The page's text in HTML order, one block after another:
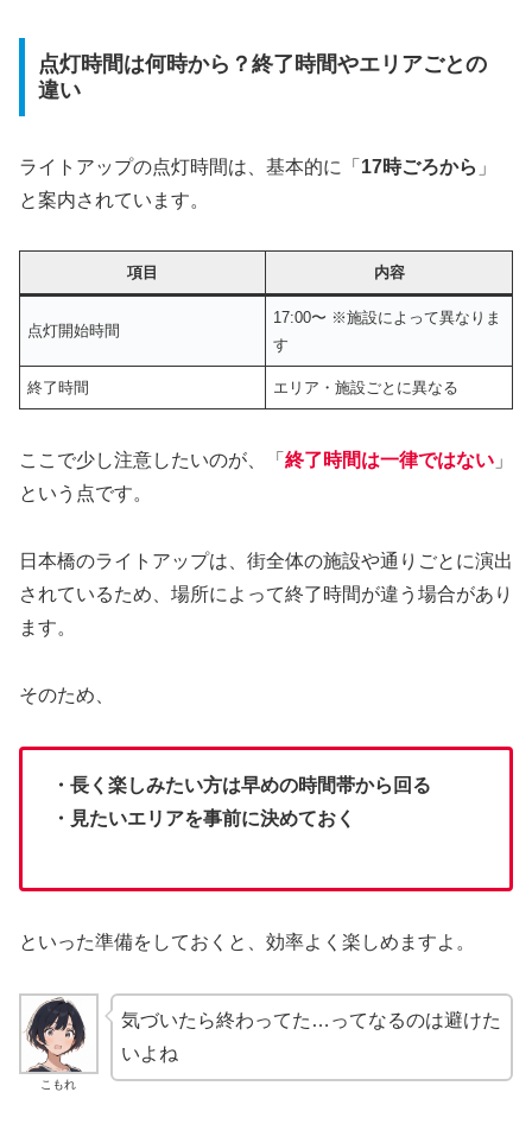
点灯時間は何時から？終了時間やエリアごとの
違い
ライトアップの点灯時間は、基本的に「 17時ごろから 」
と案内されています。
項目 内容
点灯開始時間
17:00〜 ※施設によって異なりま
す
終了時間 エリア・施設ごとに異なる
ここで少し注意したいのが、「 終了時間は一律ではない 」
という点です。
日本橋のライトアップは、街全体の施設や通りごとに演出
されているため、場所によって終了時間が違う場合があり
ます。
そのため、
・長く楽しみたい方は早めの時間帯から回る
・見たいエリアを事前に決めておく
といった準備をしておくと、効率よく楽しめますよ。
こもれ
気づいたら終わってた…ってなるのは避けた
いよね